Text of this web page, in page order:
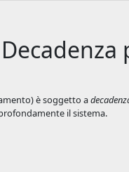
è soggetto a
il sistema.